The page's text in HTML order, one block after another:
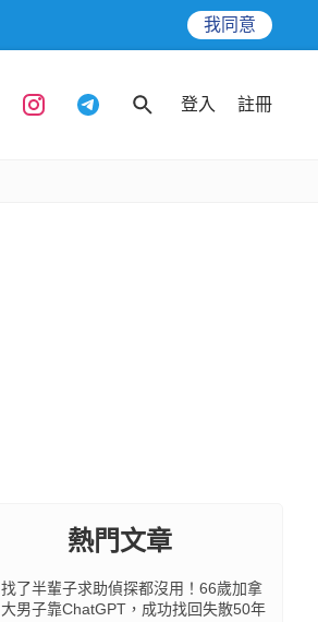
我同意
登入 註冊
熱門文章
找了半輩子求助偵探都沒用！66歲加拿
大男子靠ChatGPT，成功找回失散50年